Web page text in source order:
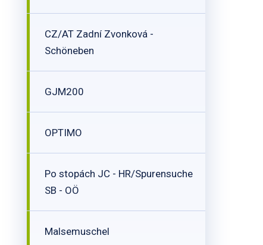
CZ/AT Zadní Zvonková -
Schöneben
GJM200
OPTIMO
Po stopách JC - HR/Spurensuche
SB - OÖ
Malsemuschel